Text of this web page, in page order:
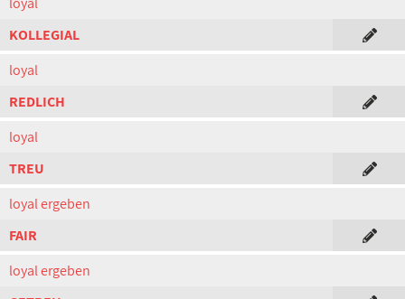
KOLLEGIAL
loyal
REDLICH
loyal
TREU
loyal ergeben
FAIR
loyal ergeben